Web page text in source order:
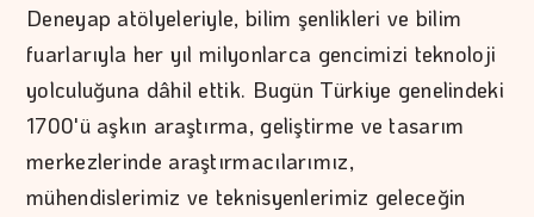
Deneyap atölyeleriyle, bilim şenlikleri ve bilim
fuarlarıyla her yıl milyonlarca gencimizi teknoloji
yolculuğuna dâhil ettik. Bugün Türkiye genelindeki
1700'ü aşkın araştırma, geliştirme ve tasarım
merkezlerinde araştırmacılarımız,
mühendislerimiz ve teknisyenlerimiz geleceğin